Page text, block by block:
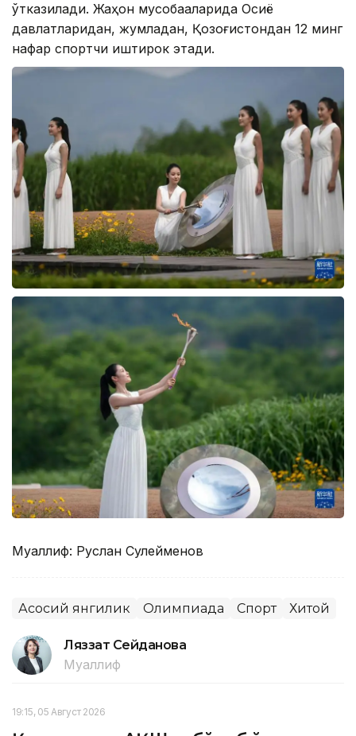
ўтказилади. Жаҳон мусобақаларида Осиё
давлатларидан, жумладан, Қозоғистондан 12 минг
нафар спортчи иштирок этади.
Муаллиф: Руслан Сулейменов
Асосий янгилик Олимпиада Спорт Хитой
Ляззат Сейданова
Муаллиф
19:15, 05 Август 2026